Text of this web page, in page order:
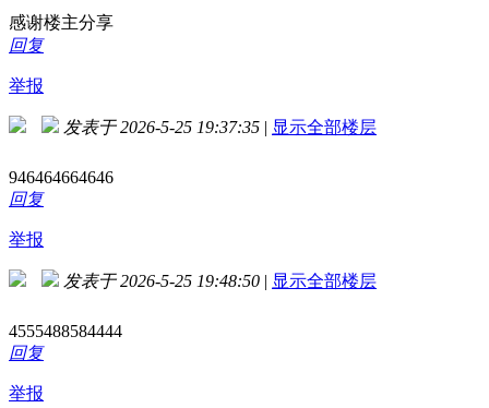
感谢楼主分享
回复
举报
发表于 2026-5-25 19:37:35 | 显示全部楼层
946464664646
回复
举报
发表于 2026-5-25 19:48:50 | 显示全部楼层
4555488584444
回复
举报